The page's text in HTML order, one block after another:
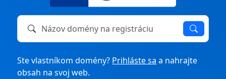
Názov domény na registráciu alebo prevod
Ste vlastníkom domény? Prihláste sa a nahrajte
obsah na svoj web.